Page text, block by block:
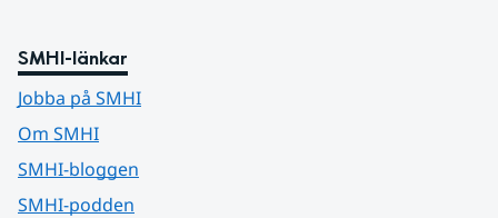
SMHI-länkar
Jobba på SMHI
Om SMHI
SMHI-bloggen
SMHI-podden